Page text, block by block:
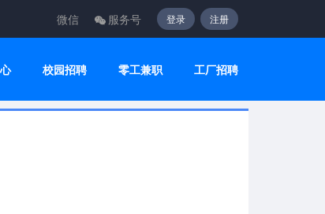
微信 服务号 登录 注册
校园招聘 零工兼职 工厂招聘